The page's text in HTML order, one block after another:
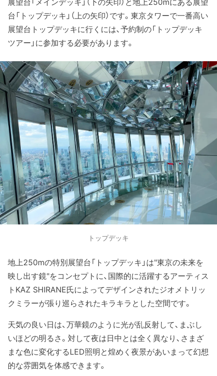
台「トップデッキ」（上の矢印）です。東京タワーで一番高い
展望台トップデッキに行くには、予約制の「トップデッキ
ツアー」に参加する必要があります。
トップデッキ
地上250mの特別展望台「トップデッキ」は"東京の未来を
映し出す鏡"をコンセプトに、国際的に活躍するアーティス
トKAZ SHIRANE氏によってデザインされたジオメトリッ
クミラーが張り巡らされたキラキラとした空間です。
天気の良い日は、万華鏡のように光が乱反射して、まぶし
いほどの明るさ。対して夜は日中とは全く異なり、さまざ
まな色に変化するLED照明と煌めく夜景があいまって幻想
的な雰囲気を体感できます。